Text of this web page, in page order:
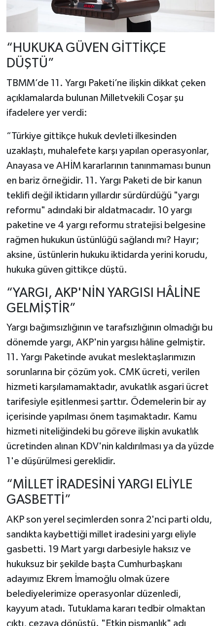
“HUKUKA GÜVEN GİTTİKÇE
DÜŞTÜ”
TBMM’de 11. Yargı Paketi’ne ilişkin dikkat çeken
açıklamalarda bulunan Milletvekili Coşar şu
ifadelere yer verdi:
“Türkiye gittikçe hukuk devleti ilkesinden
uzaklaştı, muhalefete karşı yapılan operasyonlar,
Anayasa ve AHİM kararlarının tanınmaması bunun
en bariz örneğidir. 11. Yargı Paketi de bir kanun
teklifi değil iktidarın yıllardır sürdürdüğü "yargı
reformu" adındaki bir aldatmacadır. 10 yargı
paketine ve 4 yargı reformu stratejisi belgesine
rağmen hukukun üstünlüğü sağlandı mı? Hayır;
aksine, üstünlerin hukuku iktidarda yerini korudu,
hukuka güven gittikçe düştü.
“YARGI, AKP'NİN YARGISI HÂLİNE
GELMİŞTİR”
Yargı bağımsızlığının ve tarafsızlığının olmadığı bu
dönemde yargı, AKP'nin yargısı hâline gelmiştir.
11. Yargı Paketinde avukat meslektaşlarımızın
sorunlarına bir çözüm yok. CMK ücreti, verilen
hizmeti karşılamamaktadır, avukatlık asgari ücret
tarifesiyle eşitlenmesi şarttır. Ödemelerin bir ay
içerisinde yapılması önem taşımaktadır. Kamu
hizmeti niteliğindeki bu göreve ilişkin avukatlık
ücretinden alınan KDV'nin kaldırılması ya da yüzde
1'e düşürülmesi gereklidir.
“MİLLET İRADESİNİ YARGI ELİYLE
GASBETTİ”
AKP son yerel seçimlerden sonra 2'nci parti oldu,
sandıkta kaybettiği millet iradesini yargı eliyle
gasbetti. 19 Mart yargı darbesiyle haksız ve
hukuksuz bir şekilde başta Cumhurbaşkanı
adayımız Ekrem İmamoğlu olmak üzere
belediyelerimize operasyonlar düzenledi,
kayyum atadı. Tutuklama kararı tedbir olmaktan
çıktı, cezaya dönüştü. "Etkin pişmanlık" adı